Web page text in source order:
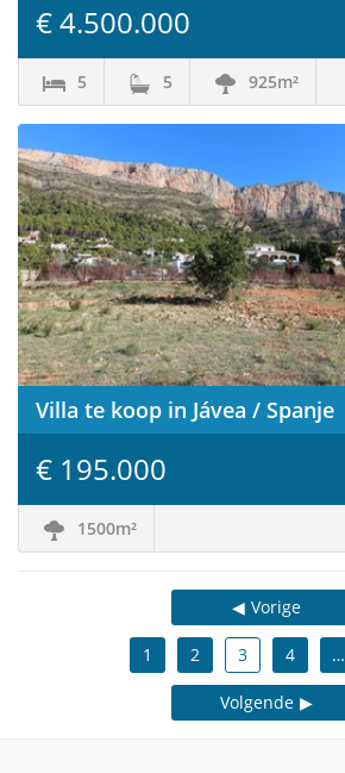
€ 4.500.000
5 5 925m²
Villa te koop in Jávea / Spanje
€ 195.000
1500m²
Vorige
1 2 3 4 …
Volgende